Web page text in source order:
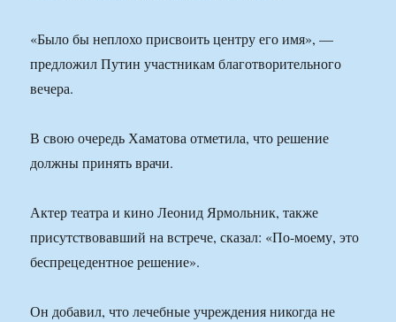
«Было бы неплохо присвоить центру его имя», —
предложил Путин участникам благотворительного
вечера.
В свою очередь Хаматова отметила, что решение
должны принять врачи.
Актер театра и кино Леонид Ярмольник, также
присутствовавший на встрече, сказал: «По-моему, это
беспрецедентное решение».
Он добавил, что лечебные учреждения никогда не